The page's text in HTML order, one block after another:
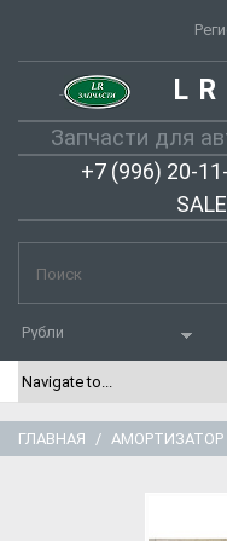
-
Запчасти для
+7 (996) 20-
ГЛАВНАЯ АМОРТИЗАТОР